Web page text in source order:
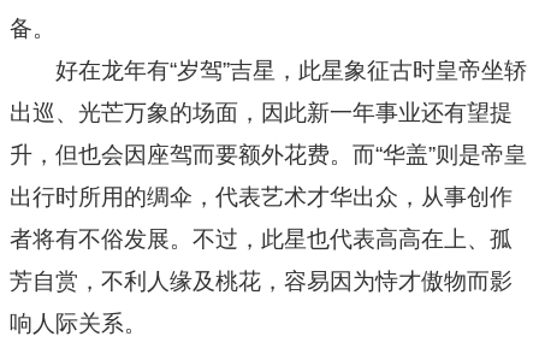
十二生肖
十二星座
节日民俗
备。
好在龙年有“岁驾”吉星，此星象征古时皇帝坐轿
出巡、光芒万象的场面，因此新一年事业还有望提
升，但也会因座驾而要额外花费。而“华盖”则是帝皇
出行时所用的绸伞，代表艺术才华出众，从事创作
者将有不俗发展。不过，此星也代表高高在上、孤
芳自赏，不利人缘及桃花，容易因为恃才傲物而影
响人际关系。